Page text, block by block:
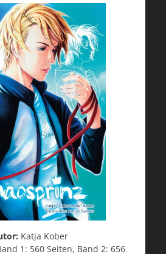
Katja Kober
1: 560 Seiten, Band 2: 656